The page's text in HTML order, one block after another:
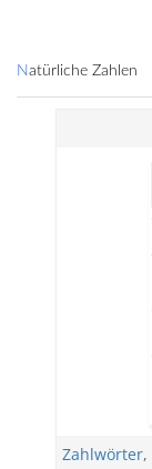
Natürliche Zahlen
Zahlwörter,